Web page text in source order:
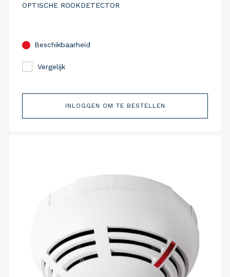
OPTISCHE ROOKDETECTOR
Beschikbaarheid
Vergelijk
INLOGGEN OM TE BESTELLEN